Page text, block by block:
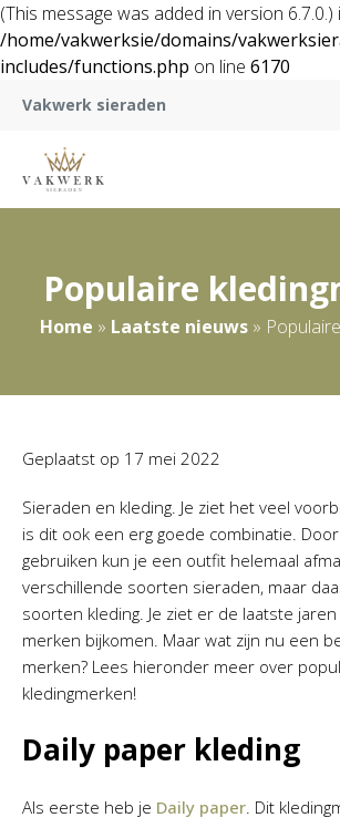
(This message was added in version 6.7.0.)
/home/vakwerksie/domains/
includes/functions.php on line 6170
Vakwerk sieraden
Populaire
Home » Laatste nieuws»
Geplaatst op 17 mei 2022
Sieraden en kleding. Je ziet het veel
is dit ook een erg goede combinatie.
gebruiken kun je een outfit helemaal
verschillende soorten sieraden, maar
soorten kleding. Je ziet er de laatste
merken bijkomen. Maar wat zijn nu een
merken? Lees hieronder meer over
kledingmerken!
Daily paper kleding
Als eerste heb je Daily paper. Dit